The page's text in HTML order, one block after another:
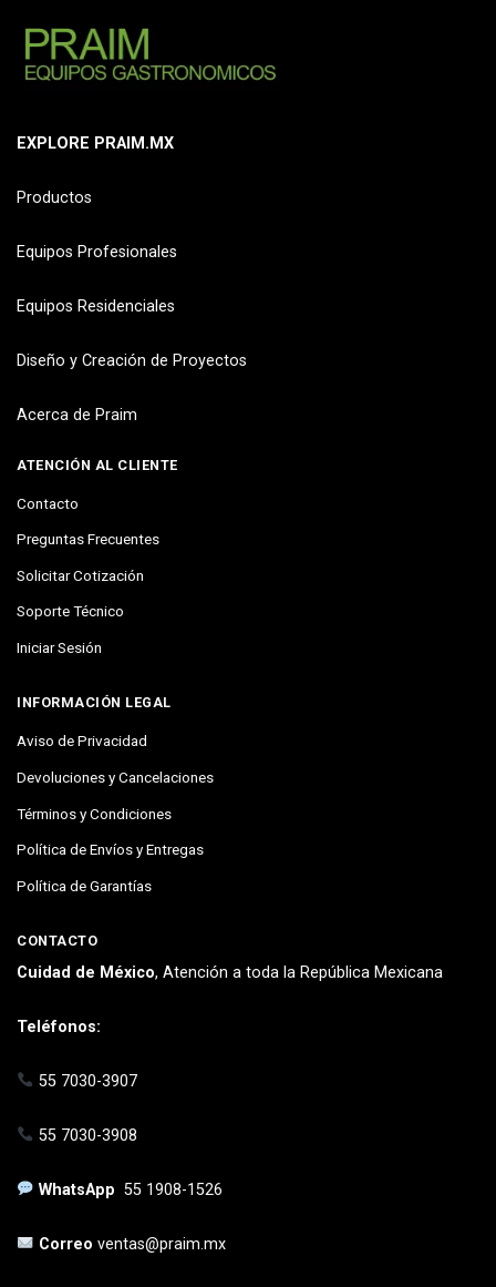
EXPLORE PRAIM.MX
Productos
Equipos Profesionales
Equipos Residenciales
Diseño y Creación de Proyectos
Acerca de Praim
ATENCIÓN AL CLIENTE
Contacto
Preguntas Frecuentes
Solicitar Cotización
Soporte Técnico
Iniciar Sesión
INFORMACIÓN LEGAL
Aviso de Privacidad
Devoluciones y Cancelaciones
Términos y Condiciones
Política de Envíos y Entregas
Política de Garantías
CONTACTO
Cuidad de México, Atención a toda la República Mexicana
Teléfonos:
55 7030-3907
55 7030-3908
WhatsApp55 1908-1526
Correoventas@praim.mx